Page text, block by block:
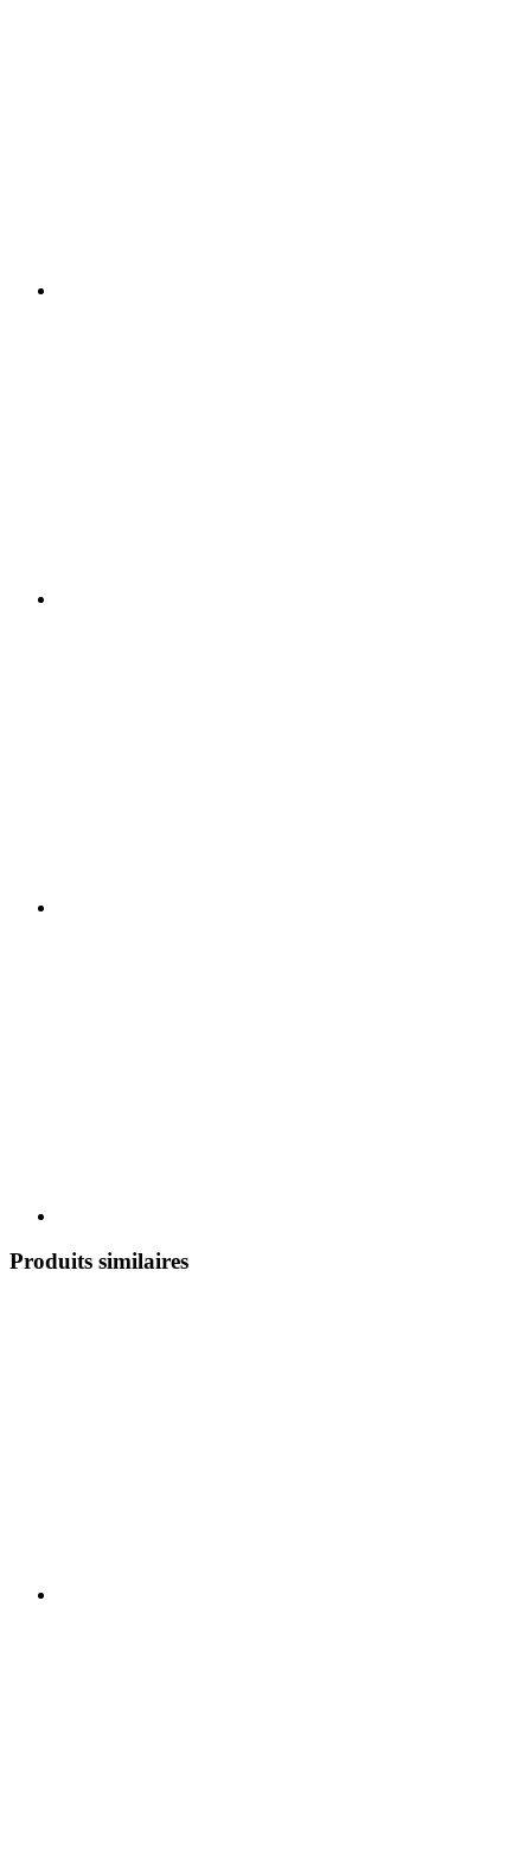
Produits similaires